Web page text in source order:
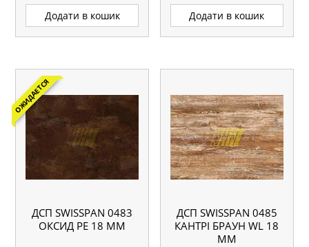
Додати в кошик Додати в кошик
ОЖИДАЕТСЯ
ДСП SWISSPAN 0483
ОКСИД PE 18 ММ
ДСП SWISSPAN 0485
КАНТРІ БРАУН WL 18
ММ